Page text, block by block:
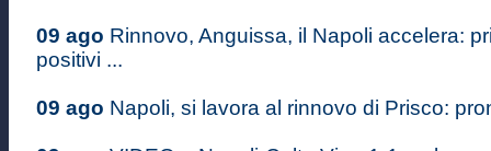
09 ago Rinnovo, Anguissa, il Napoli accelera:
positivi ...
09 ago Napoli, si lavora al rinnovo di Prisco: